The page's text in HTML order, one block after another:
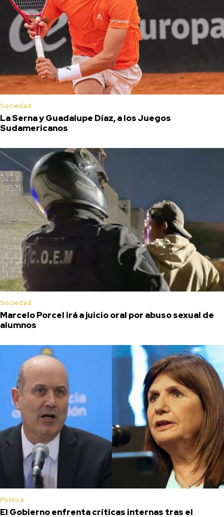
Sociedad
La Serna y Guadalupe Díaz, a los Juegos
Sudamericanos
Sociedad
Marcelo Porcel irá a juicio oral por abuso sexual de
alumnos
Política
El Gobierno enfrenta críticas internas tras el